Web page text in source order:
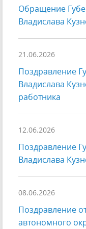
Обращение
Владислава
21.06.2026
Поздравление
Владислава
работника
12.06.2026
Поздравление
Владислава
08.06.2026
Поздравление
автономного